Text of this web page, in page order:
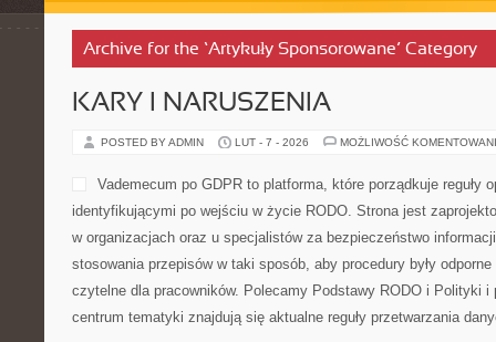
Archive for the ‘Artykuły Sponsorowane’ Category
KARY I NARUSZENIA
POSTED BY ADMIN LUT - 7 - 2026 MOŻLIWOŚĆ
Vademecum po GDPR to platforma, które porządkuje reguły
identyfikującymi po wejściu w życie RODO. Strona jest
w organizacjach oraz u specjalistów za bezpieczeństwo
stosowania przepisów w taki sposób, aby procedury były odporne
czytelne dla pracowników. Polecamy Podstawy RODO i Polityki i
centrum tematyki znajdują się aktualne reguły przetwarzania